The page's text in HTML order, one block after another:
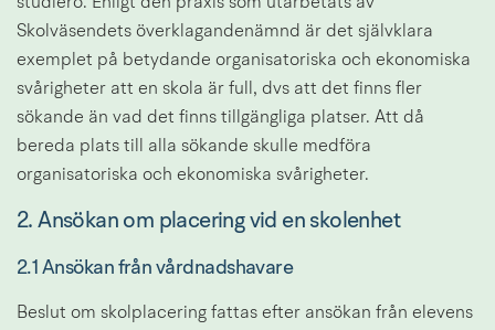
Skolväsendets överklagandenämnd är det självklara
exemplet på betydande organisatoriska och ekonomiska
svårigheter att en skola är full, dvs att det finns fler
sökande än vad det finns tillgängliga platser. Att då
bereda plats till alla sökande skulle medföra
organisatoriska och ekonomiska svårigheter.
2. Ansökan om placering vid en skolenhet
2.1 Ansökan från vårdnadshavare
Beslut om skolplacering fattas efter ansökan från elevens